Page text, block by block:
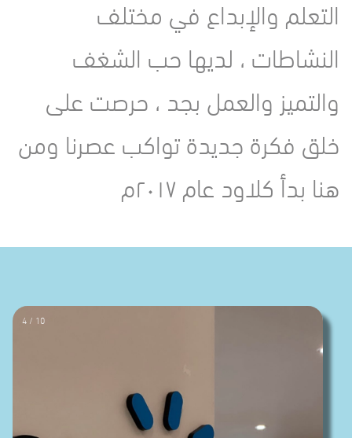
التعلم والإبداع في مختلف
النشاطات ، لديها حب الشغف
والتميز والعمل بجد ، حرصت على
خلق فكرة جديدة تواكب عصرنا ومن
هنا بدأ كلاود عام ٢٠١٧م
4 / 10